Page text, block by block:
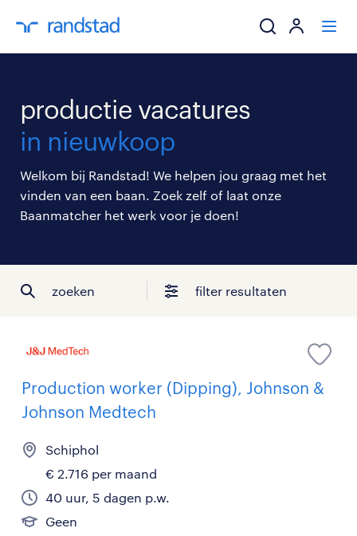
mijn carrière
over randstad
productie vacatures
in nieuwkoop
Welkom bij Randstad! We helpen jou graag met het
vinden van een baan. Zoek zelf of laat onze
Baanmatcher het werk voor je doen!
zoeken filter resultaten
Production worker (Dipping), Johnson &
Johnson Medtech
Schiphol
€ 2.716 per maand
40 uur, 5 dagen p.w.
Geen